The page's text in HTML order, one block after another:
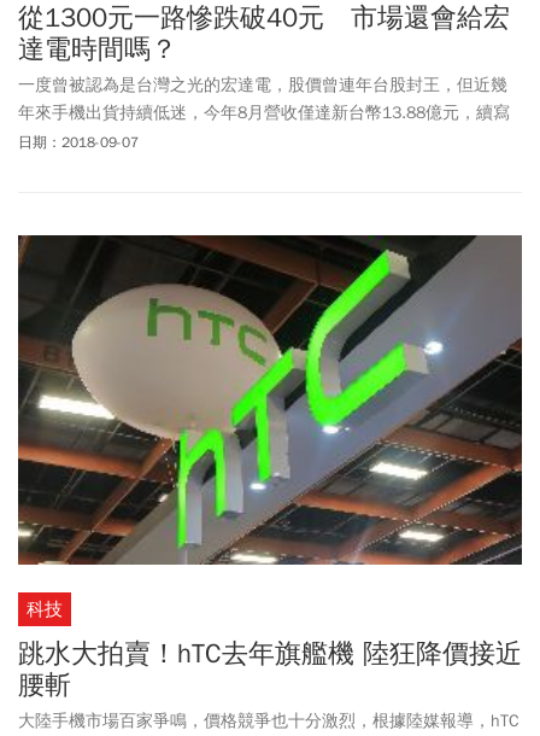
從1300元一路慘跌破40元 市場還會給宏
達電時間嗎？
一度曾被認為是台灣之光的宏達電，股價曾連年台股封王，但近幾
年來手機出貨持續低迷，今年8月營收僅達新台幣13.88億元，續寫
下近15年來新低，相較於2017年同期的30億元營收近乎腰斬，今
日期：2018-09-07
科技
跳水大拍賣！hTC去年旗艦機 陸狂降價接近
腰斬
大陸手機市場百家爭鳴，價格競爭也十分激烈，根據陸媒報導，hTC